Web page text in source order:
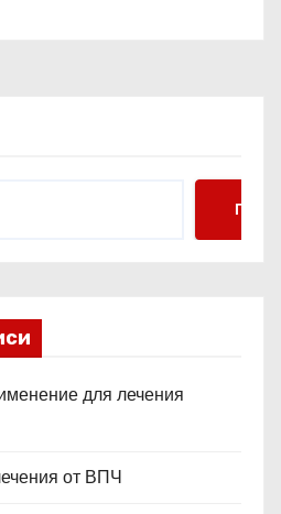
Поиск
для лечения
от ВПЧ